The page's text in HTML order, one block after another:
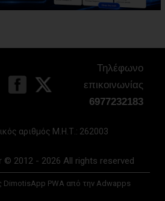
Τηλέφωνο
επικοινωνίας
6977232183
αριθμός Μ.Η.Τ.: 262003
© 2012 - 2026 All rights reserved
DimotisApp PWA από την Adwapps